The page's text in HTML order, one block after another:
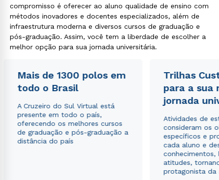
compromisso é oferecer ao aluno qualidade de ensino com
métodos inovadores e docentes especializados, além de
infraestrutura moderna e diversos cursos de graduação e
pós-graduação. Assim, você tem a liberdade de escolher a
melhor opção para sua jornada universitária.
Mais de 1300 polos em
todo o Brasil
A Cruzeiro do Sul Virtual está
presente em todo o país,
oferecendo os melhores cursos
de graduação e pós-graduação a
distância do país
Trilhas
para a sua
jornada
Atividades de
consideram os
específicos e
cada aluno e
conhecimentos,
atitudes,
protagonista da